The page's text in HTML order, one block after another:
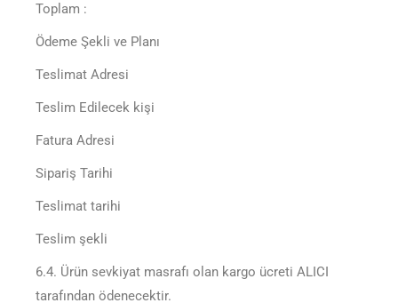
Toplam :
Ödeme Şekli ve Planı
Teslimat Adresi
Teslim Edilecek kişi
Fatura Adresi
Sipariş Tarihi
Teslimat tarihi
Teslim şekli
6.4. Ürün sevkiyat masrafı olan kargo ücreti ALICI
tarafından ödenecektir.